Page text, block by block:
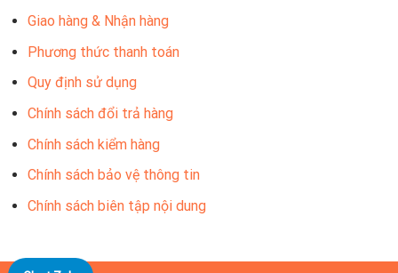
Giao hàng & Nhận hàng
Phương thức thanh toán
Quy định sử dụng
Chính sách đổi trả hàng
Chính sách kiểm hàng
Chính sách bảo vệ thông tin
Chính sách biên tập nội dung